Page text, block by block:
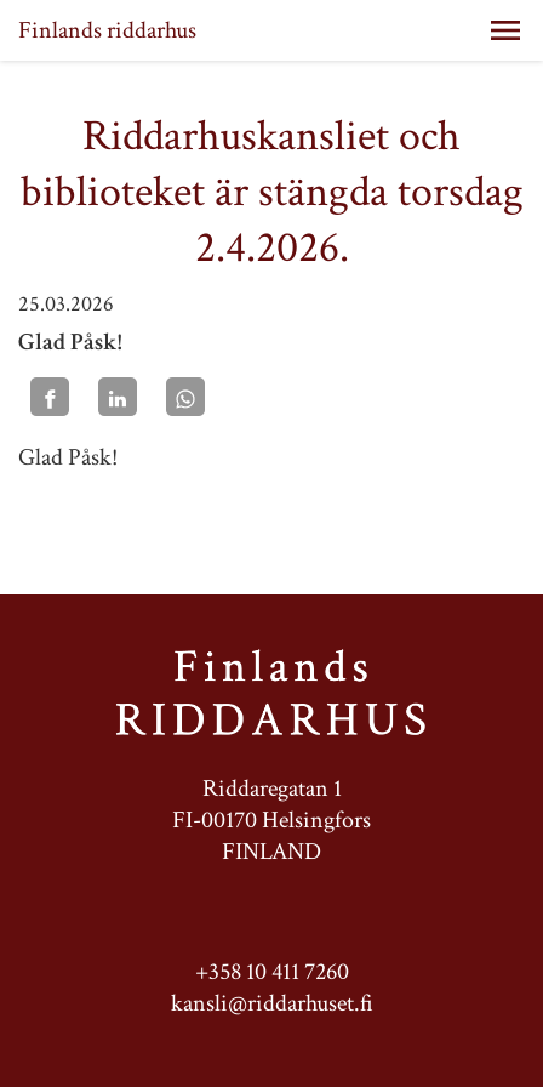
Finlands riddarhus
Riddarhuskansliet och
biblioteket är stängda torsdag
2.4.2026.
25.03.2026
Glad Påsk!
Glad Påsk!
Riddaregatan 1
FI-00170 Helsingfors
FINLAND
+358 10 411 7260
kansli@riddarhuset.fi